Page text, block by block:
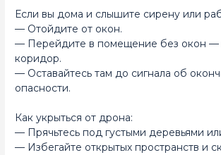
Если вы дома и слышите сирену или
— Отойдите от окон.
— Перейдите в помещение без окон —
коридор.
— Оставайтесь там до сигнала об
опасности.
Как укрыться от дрона:
— Прячьтесь под густыми деревьями
— Избегайте открытых пространств и